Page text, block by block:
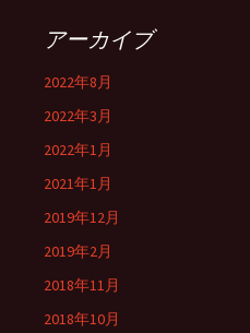
アーカイブ
2022年8月
2022年3月
2022年1月
2021年1月
2019年12月
2019年2月
2018年11月
2018年10月